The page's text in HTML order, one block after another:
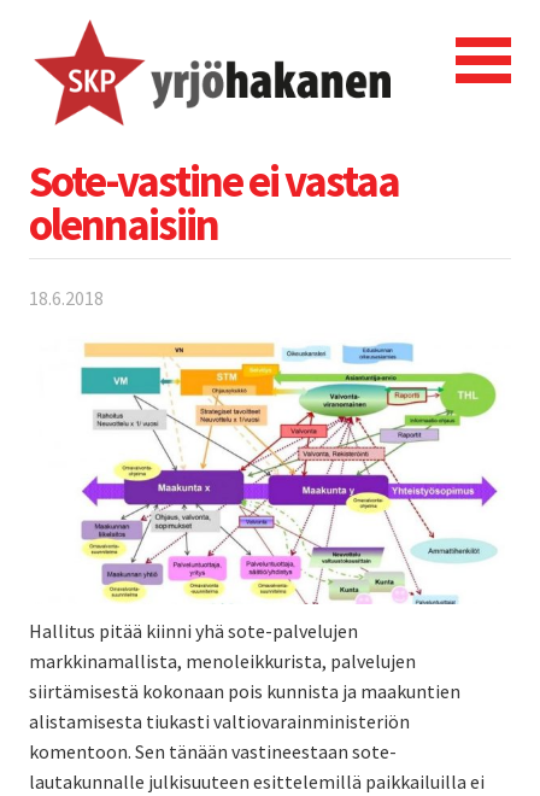
Sote-vastine ei vastaa
olennaisiin
18.6.2018
Hallitus pitää kiinni yhä sote-palvelujen
markkinamallista, menoleikkurista, palvelujen
siirtämisestä kokonaan pois kunnista ja maakuntien
alistamisesta tiukasti valtiovarainministeriön
komentoon. Sen tänään vastineestaan sote-
lautakunnalle julkisuuteen esittelemillä paikkailuilla ei